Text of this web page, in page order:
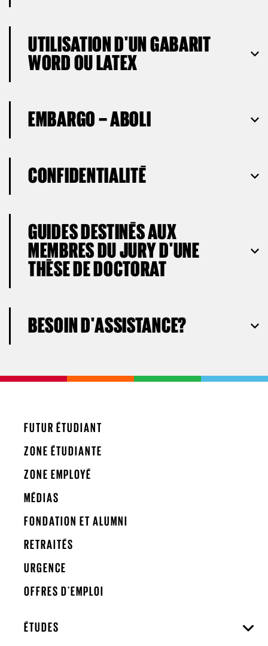
UTILISATION D'UN GABARIT
WORD OU LATEX
EMBARGO – ABOLI
CONFIDENTIALITÉ
GUIDES DESTINÉS AUX
MEMBRES DU JURY D'UNE
THÈSE DE DOCTORAT
BESOIN D'ASSISTANCE?
FUTUR ÉTUDIANT
ZONE ÉTUDIANTE
ZONE EMPLOYÉ
MÉDIAS
FONDATION ET ALUMNI
RETRAITÉS
URGENCE
OFFRES D'EMPLOI
ÉTUDES